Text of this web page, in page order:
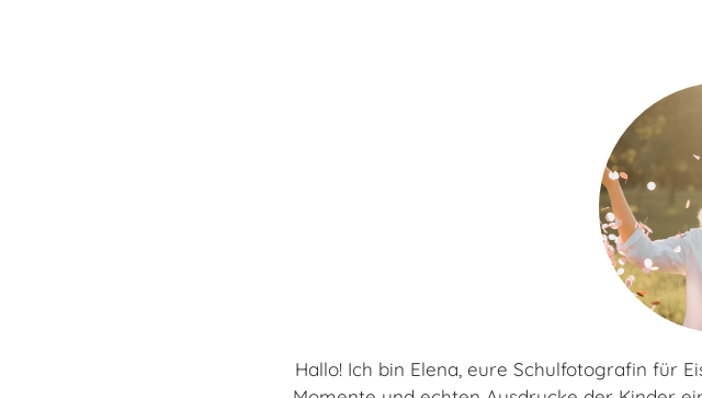
Hallo! Ich bin Elena, eure Schulfotografin für